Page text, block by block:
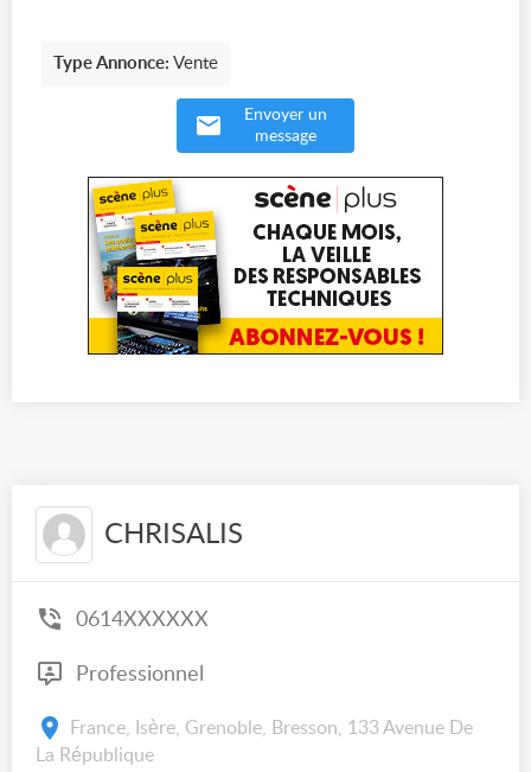
Type Annonce: Vente
Envoyer un
message
CHRISALIS
0614XXXXXX
Professionnel
France, Isère, Grenoble, Bresson, 133 Avenue De
La République